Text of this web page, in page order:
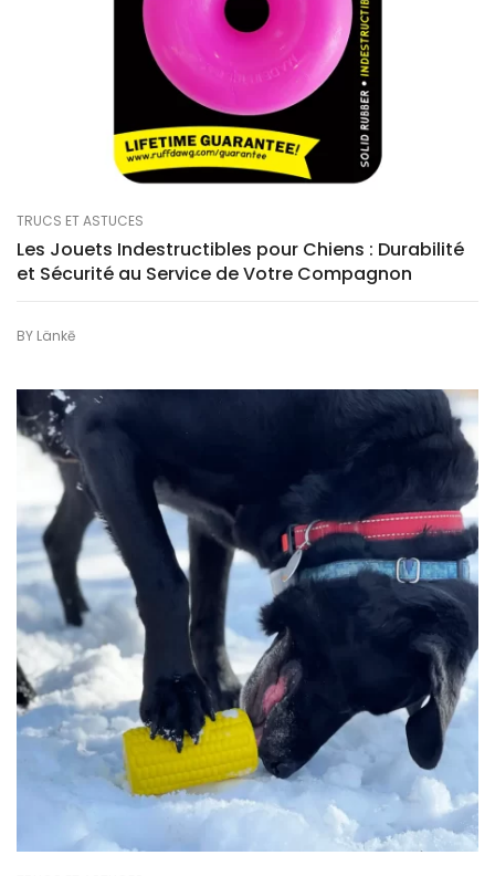
TRUCS ET ASTUCES
Les Jouets Indestructibles pour Chiens : Durabilité
et Sécurité au Service de Votre Compagnon
BY Länkē